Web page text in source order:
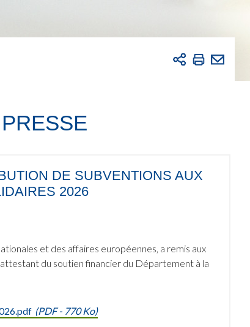
DE SUBVENTIONS AUX
2026
et des affaires européennes, a remis aux
du soutien financier du Département à la
(PDF- 770 Ko)